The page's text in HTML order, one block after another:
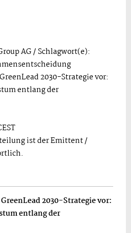
AG / Schlagwort(e):
2030-Strategie vor:
entlang der
ist der Emittent /
2030-Strategie vor:
entlang der